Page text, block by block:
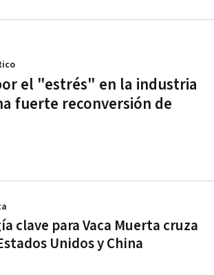
el "estrés" en la industria
fuerte reconversión de
clave para Vaca Muerta cruza
Unidos y China